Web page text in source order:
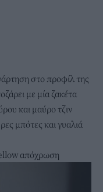
στο προφίλ της
με μία ζακέτα
και μαύρο τζιν
μπότες και γυαλιά
απόχρωση